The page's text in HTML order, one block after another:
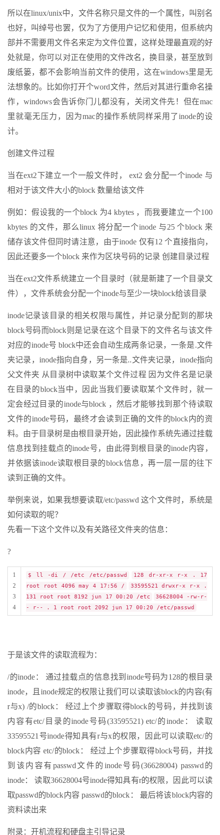
所以在linux/unix中，文件名称只是文件的一个属性，叫别名
也好，叫绰号也罢，仅为了方便用户记忆和使用，但系统内
部并不需要用文件名来定为文件位置，这样处理最直观的好
处就是，你可以对正在使用的文件改名，换目录，甚至放到
废纸篓，都不会影响当前文件的使用，这在windows里是无
法想象的。比如你打开个word文件，然后对其进行重命名操
作，windows会告诉你门儿都没有，关闭文件先！但在mac
里就毫无压力，因为mac的操作系统同样采用了inode的设
计。
创建文件过程
当在ext2下建立一个一般文件时， ext2 会分配一个inode 与
相对于该文件大小的block 数量给该文件
例如：假设我的一个block 为4 kbytes ，而我要建立一个100
kbytes 的文件，那么linux 将分配一个inode 与25 个block 来
储存该文件但同时请注意，由于inode 仅有12 个直接指向，
因此还要多一个block 来作为区块号码的记录 创建目录过程
当在ext2文件系统建立一个目录时（就是新建了一个目录文
件），文件系统会分配一个inode与至少一块block给该目录
inode记录该目录的相关权限与属性，并记录分配到的那块
block号码而block则是记录在这个目录下的文件名与该文件
对应的inode号 block中还会自动生成两条记录，一条是.文件
夹记录，inode指向自身，另一条是..文件夹记录，inode指向
父文件夹 从目录树中读取某个文件过程 因为文件名是记录
在目录的block当中，因此当我们要读取某个文件时，就一
定会经过目录的inode与block ，然后才能够找到那个待读取
文件的inode号码，最终才会读到正确的文件的block内的资
料。由于目录树是由根目录开始，因此操作系统先通过挂载
信息找到挂载点的inode号，由此得到根目录的inode内容，
并依据该inode读取根目录的block信息，再一层一层的往下
读到正确的文件。
举例来说，如果我想要读取/etc/passwd 这个文件时，系统是
如何读取的呢？
先看一下这个文件以及有关路径文件夹的信息：
?
1
2
3
4
$ ll -di / /etc /etc/passwd
128 dr-xr-x r-x . 17
root root 4096 may 4 17:56 /
33595521 drwxr-x r-x .
131 root root 8192 jun 17 00:20 /etc
36628004 -rw-r-
- r-- . 1 root root 2092 jun 17 00:20 /etc/passwd
于是该文件的读取流程为：
/的inode： 通过挂载点的信息找到inode号码为128的根目录
inode，且inode规定的权限让我们可以读取该block的内容(有
r与x) /的block： 经过上个步骤取得block的号码，并找到该
内容有etc/目录的inode号码(33595521) etc/的inode： 读取
33595521号inode得知具有r与x的权限，因此可以读取etc/的
block内容 etc/的block： 经过上个步骤取得block号码，并找
到该内容有passwd文件的inode号码(36628004) passwd的
inode： 读取36628004号inode得知具有r的权限，因此可以读
取passwd的block内容 passwd的block： 最后将该block内容的
资料读出来
附录：开机流程和硬盘主引导记录